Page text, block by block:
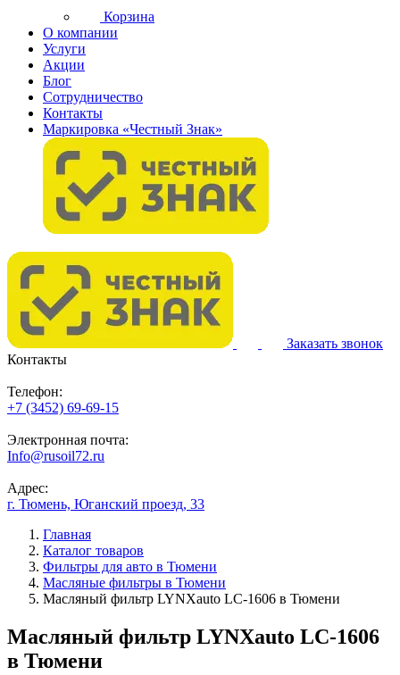
Корзина
О компании
Услуги
Акции
Блог
Сотрудничество
Контакты
Маркировка «Честный Знак»
Заказать звонок
Контакты
Телефон:
+7 (3452) 69-69-15
Электронная почта:
Info@rusoil72.ru
Адрес:
г. Тюмень, Юганский проезд, 33
Главная
Каталог товаров
Фильтры для авто в Тюмени
Масляные фильтры в Тюмени
Масляный фильтр LYNXauto LC-1606 в Тюмени
Масляный фильтр LYNXauto LC-1606
в Тюмени